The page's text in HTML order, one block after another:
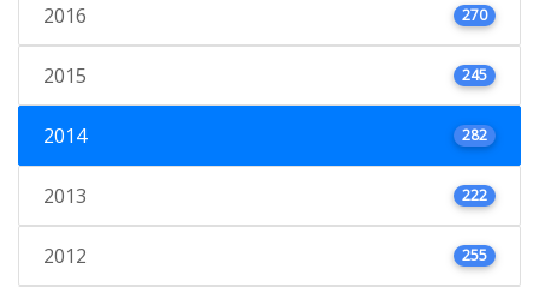
2016 270
2015 245
2014 282
2013 222
2012 255